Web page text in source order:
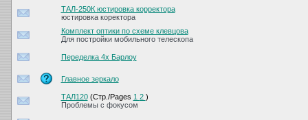
ТАЛ-250К юстировка корректора
юстировка коректора
Комплект оптики по схеме клевцова
Для постройки мобильного телескопа
Переделка 4х Барлоу
Главное зеркало
ТАЛ120 (Стр./Pages 1 2 )
Проблемы с фокусом